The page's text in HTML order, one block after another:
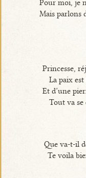
Pour moi, je
Mais parlons
Princesse,
La paix est
Et d’une
Tout va se
Que va-t-il
Te voila